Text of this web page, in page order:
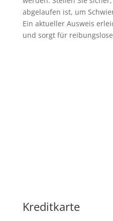
abgelaufen ist, um
Ein aktueller Ausweis
und sorgt für
Kreditkarte